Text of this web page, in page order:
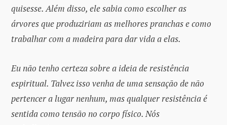
quisesse. Além disso, ele sabia como escolher as
árvores que produziriam as melhores pranchas e como
trabalhar com a madeira para dar vida a elas.
Eu não tenho certeza sobre a ideia de resistência
espiritual. Talvez isso venha de uma sensação de não
pertencer a lugar nenhum, mas qualquer resistência é
sentida como tensão no corpo físico. Nós